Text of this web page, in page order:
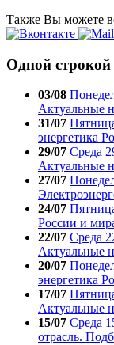
Также Вы можете
Одной строкой
03/08
Актуальные
31/07
энергетика
29/07 Среда
Актуальные
27/07
24/07
России и
22/07 Среда
Актуальные
20/07
энергетика
17/07
Актуальные
15/07 Среда
отрасль.